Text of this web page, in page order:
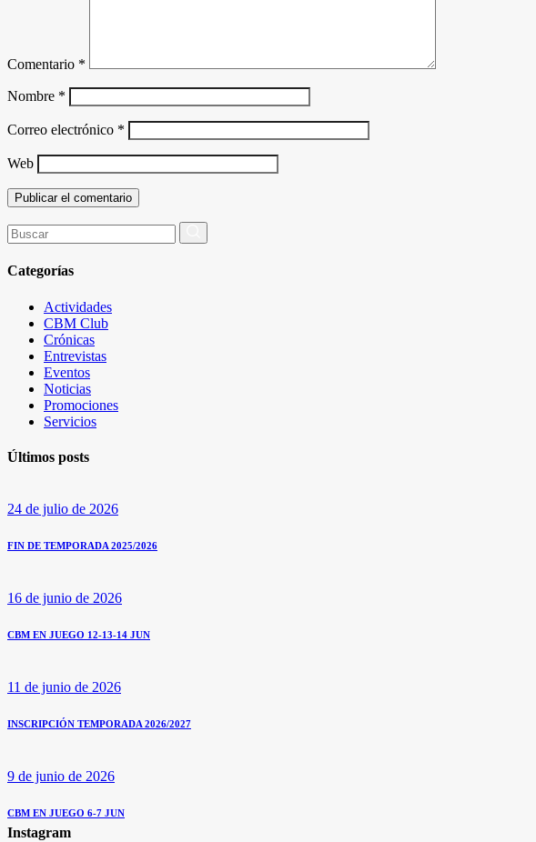
Comentario *
Nombre *
Correo electrónico *
Web
Buscar
por:
Categorías
Actividades
CBM Club
Crónicas
Entrevistas
Eventos
Noticias
Promociones
Servicios
Últimos posts
24 de julio de 2026
FIN DE TEMPORADA 2025/2026
16 de junio de 2026
CBM EN JUEGO 12-13-14 JUN
11 de junio de 2026
INSCRIPCIÓN TEMPORADA 2026/2027
9 de junio de 2026
CBM EN JUEGO 6-7 JUN
Instagram